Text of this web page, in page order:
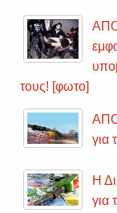
τους! [φωτο]
για
Η
για